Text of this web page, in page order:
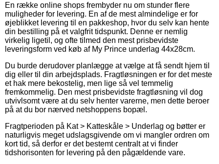
En række online shops frembyder nu om stunder flere
muligheder for levering. En af de mest almindelige er for
øjeblikket levering til en pakkeshop, hvor du selv kan hente
din bestilling på et valgfrit tidspunkt. Denne er nemlig
virkelig ligetil, og ofte tilmed den mest prisbevidste
leveringsform ved køb af My Prince underlag 44x28cm.
Du burde derudover planlægge at vælge at få sendt hjem til
dig eller til din arbejdsplads. Fragtløsningen er for det meste
et hak mere bekostelig, men lige så vel temmelig
fremkommelig. Den mest prisbevidste fragtløsning vil dog
utvivlsomt være at du selv henter varerne, men dette beroer
på at du bor nærved netshoppens bopæl.
Fragtperioden på Kat > Katteskåle > Underlag og bøtter er
naturligvis meget udslagsgivende om vi mangler ordren om
kort tid, så derfor er det bestemt centralt at vi finder
tidshorisonten for levering på den pågældende vare.